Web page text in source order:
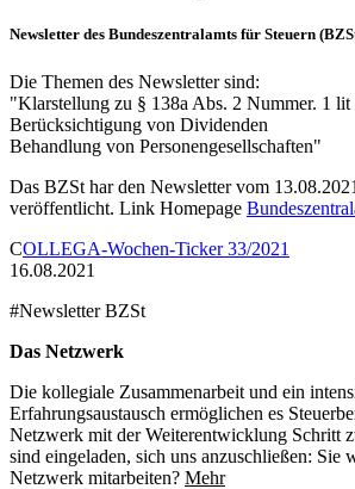
Newsletter des Bundeszentralamts für Steuern
Die Themen des Newsletter sind:
"Klarstellung zu § 138a Abs. 2 Nummer. 1
Berücksichtigung von Dividenden
Behandlung von Personengesellschaften"
Das BZSt har den Newsletter vom
veröffentlicht. Link Homepage
COLLEGA-Wochen-Ticker 33/2021
16.08.2021
#Newsletter BZSt
Das Netzwerk
Die kollegiale Zusammenarbeit und ein
Erfahrungsaustausch ermöglichen es
Netzwerk mit der Weiterentwicklung Schritt
sind eingeladen, sich uns anzuschließen: Sie
Netzwerk mitarbeiten? Mehr